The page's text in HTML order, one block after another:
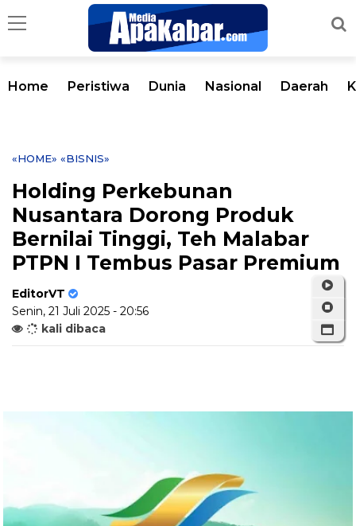
Home Peristiwa Dunia Nasional Daerah
«HOME» «BISNIS»
Holding Perkebunan
Nusantara Dorong Produk
Bernilai Tinggi, Teh Malabar
PTPN I Tembus Pasar Premium
EditorVT
Senin, 21 Juli 2025 - 20:56
kali dibaca